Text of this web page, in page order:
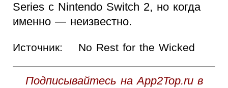
Series с Nintendo Switch 2, но когда
именно — неизвестно.
Источник: No Rest for the Wicked
Подписывайтесь на App2Top.ru в